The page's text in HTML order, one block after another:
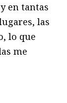
en tantas
las
lo que
me